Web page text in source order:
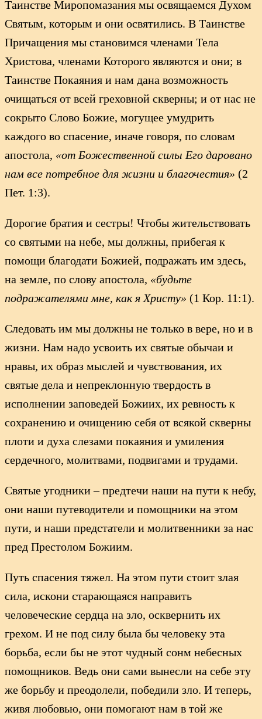
Таинстве Миропомазания мы освящаемся Духом
Святым, которым и они освятились. В Таинстве
Причащения мы становимся членами Тела
Христова, членами Которого являются и они; в
Таинстве Покаяния и нам дана возможность
очищаться от всей греховной скверны; и от нас не
сокрыто Слово Божие, могущее умудрить
каждого во спасение, иначе говоря, по словам
апостола, «от Божественной силы Его даровано
нам все потребное для жизни и благочестия» (2
Пет. 1:3).
Дорогие братия и сестры! Чтобы жительствовать
со святыми на небе, мы должны, прибегая к
помощи благодати Божией, подражать им здесь,
на земле, по слову апостола, «будьте
подражателями мне, как я Христу» (1 Кор. 11:1).
Следовать им мы должны не только в вере, но и в
жизни. Нам надо усвоить их святые обычаи и
нравы, их образ мыслей и чувствования, их
святые дела и непреклонную твердость в
исполнении заповедей Божиих, их ревность к
сохранению и очищению себя от всякой скверны
плоти и духа слезами покаяния и умиления
сердечного, молитвами, подвигами и трудами.
Святые угодники – предтечи наши на пути к небу,
они наши путеводители и помощники на этом
пути, и наши предстатели и молитвенники за нас
пред Престолом Божиим.
Путь спасения тяжел. На этом пути стоит злая
сила, искони старающаяся направить
человеческие сердца на зло, осквернить их
грехом. И не под силу была бы человеку эта
борьба, если бы не этот чудный сонм небесных
помощников. Ведь они сами вынесли на себе эту
же борьбу и преодолели, победили зло. И теперь,
живя любовью, они помогают нам в той же